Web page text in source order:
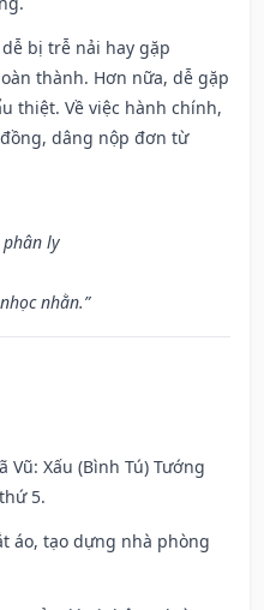
bị trễ nải hay gặp
thành. Hơn nữa, dễ gặp
thiệt. Về việc hành chính,
dâng nộp đơn từ
ly
nhằn.”
Vũ: Xấu (Bình Tú) Tướng
5.
áo, tạo dựng nhà phòng